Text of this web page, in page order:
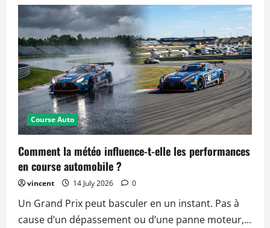
Course Auto
Comment la météo influence-t-elle les performances
en course automobile ?
vincent 14 July 2026 0
Un Grand Prix peut basculer en un instant. Pas à
cause d’un dépassement ou d’une panne moteur,...